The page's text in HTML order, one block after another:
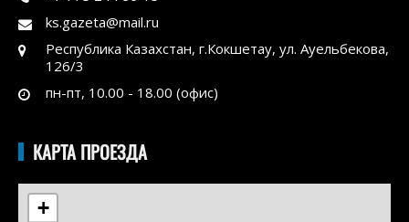
ks.gazeta@mail.ru
Республика Казахстан, г.Кокшетау, ул. Ауельбекова,
126/3
пн-пт, 10.00 - 18.00 (офис)
КАРТА ПРОЕЗДА
+